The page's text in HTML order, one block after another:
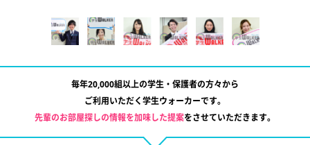
毎年20,000組以上の学生・保護者の方々から
ご利用いただく学生ウォーカーです。
先輩のお部屋探しの情報を加味した提案をさせていただきます。